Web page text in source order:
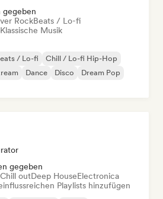
gegeben
RockBeats / Lo-fi
Klassische Musik
/ Lo-fi
Chill / Lo-fi Hip-Hop
Dance Disco
Dream Pop
gegeben
Chill outDeep HouseElectronica
Playlists hinzufügen